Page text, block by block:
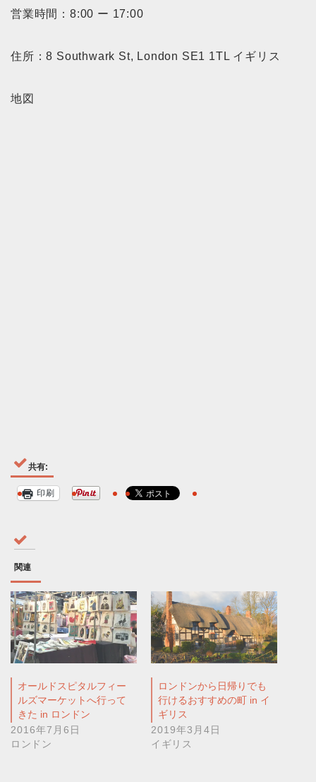
営業時間： 8:00 ー 17:00
住所：8 Southwark St, London SE1 1TL イギリス
地図
共有:
印刷
関連
オールドスピタルフィー
ルズマーケットへ行って
きた in ロンドン
2016年7月6日
ロンドン
ロンドンから日帰りでも
行けるおすすめの町 in イ
ギリス
2019年3月4日
イギリス